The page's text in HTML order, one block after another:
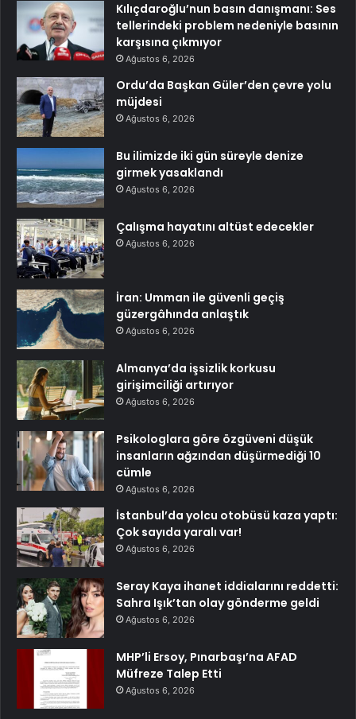
Kılıçdaroğlu’nun basın danışmanı: Ses
tellerindeki problem nedeniyle basının
karşısına çıkmıyor
Ağustos 6, 2026
Ordu’da Başkan Güler’den çevre yolu
müjdesi
Ağustos 6, 2026
Bu ilimizde iki gün süreyle denize
girmek yasaklandı
Ağustos 6, 2026
Çalışma hayatını altüst edecekler
Ağustos 6, 2026
İran: Umman ile güvenli geçiş
güzergâhında anlaştık
Ağustos 6, 2026
Almanya’da işsizlik korkusu
girişimciliği artırıyor
Ağustos 6, 2026
Psikologlara göre özgüveni düşük
insanların ağzından düşürmediği 10
cümle
Ağustos 6, 2026
İstanbul’da yolcu otobüsü kaza yaptı:
Çok sayıda yaralı var!
Ağustos 6, 2026
Seray Kaya ihanet iddialarını reddetti:
Sahra Işık’tan olay gönderme geldi
Ağustos 6, 2026
MHP’li Ersoy, Pınarbaşı’na AFAD
Müfreze Talep Etti
Ağustos 6, 2026